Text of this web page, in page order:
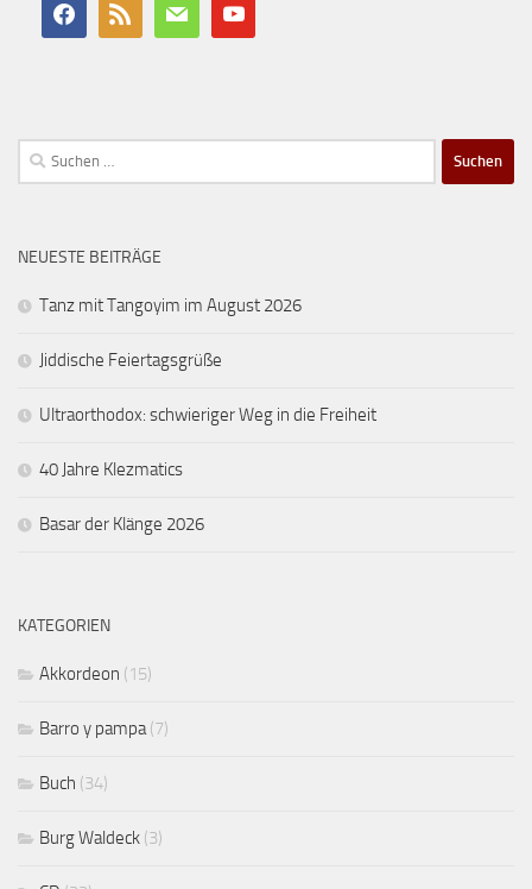
Suchen
nach:
NEUESTE BEITRÄGE
Tanz mit Tangoyim im August 2026
Jiddische Feiertagsgrüße
Ultraorthodox: schwieriger Weg in die Freiheit
40 Jahre Klezmatics
Basar der Klänge 2026
KATEGORIEN
Akkordeon (15)
Barro y pampa(7)
Buch (34)
Burg Waldeck (3)